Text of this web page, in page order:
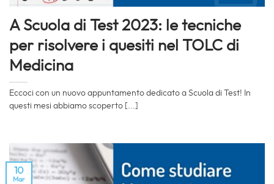
A Scuola di Test 2023: le tecniche
per risolvere i quesiti nel TOLC di
Medicina
Eccoci con un nuovo appuntamento dedicato a Scuola di Test! In
questi mesi abbiamo scoperto [...]
10
Mar